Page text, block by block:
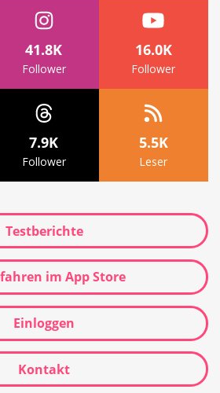
41.8K
Follower
16.0K
Follower
7.9K
Follower
5.5K
Leser
Testberichte
im App Store
Einloggen
Kontakt